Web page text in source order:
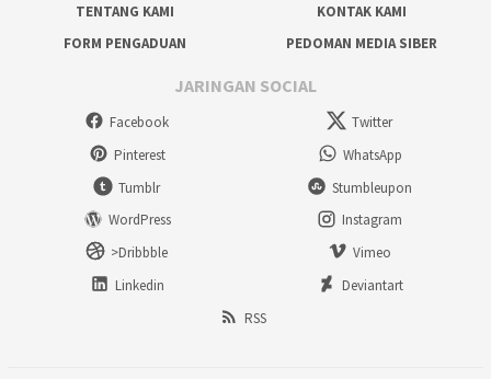
TENTANG KAMI
KONTAK KAMI
FORM PENGADUAN
PEDOMAN MEDIA SIBER
JARINGAN SOCIAL
Facebook
Twitter
Pinterest
WhatsApp
Tumblr
Stumbleupon
WordPress
Instagram
>Dribbble
Vimeo
Linkedin
Deviantart
RSS